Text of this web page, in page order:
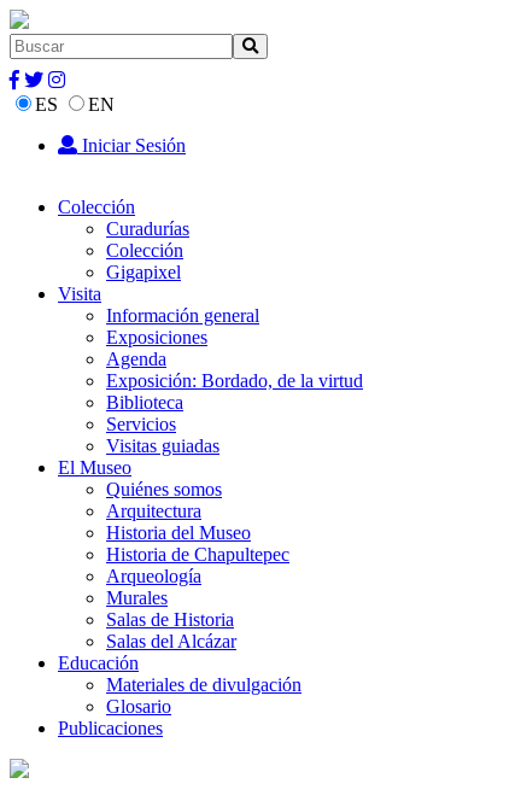
ES
EN
Iniciar Sesión
Colección
Curadurías
Colección
Gigapixel
Visita
Información general
Exposiciones
Agenda
Exposición: Bordado, de la virtud
Biblioteca
Servicios
Visitas guiadas
El Museo
Quiénes somos
Arquitectura
Historia del Museo
Historia de Chapultepec
Arqueología
Murales
Salas de Historia
Salas del Alcázar
Educación
Materiales de divulgación
Glosario
Publicaciones